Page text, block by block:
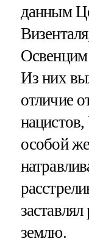
данным
Освенцим
Из них
отличие
нацистов,
особой
землю.